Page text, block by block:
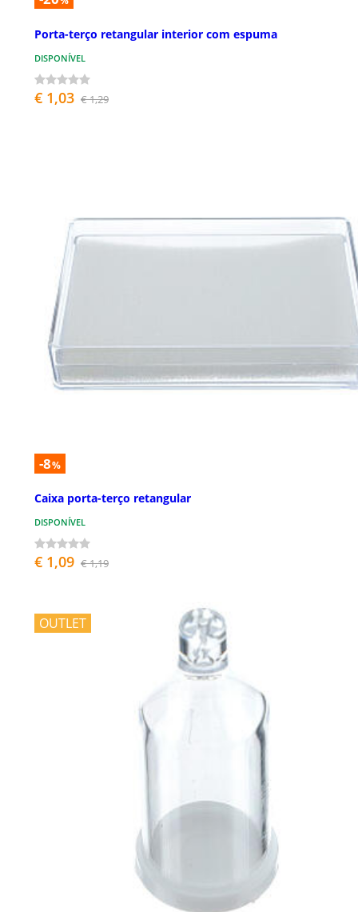
Porta-terço retangular interior com espuma
DISPONÍVEL
€ 1,03 € 1,29
-8%
Caixa porta-terço retangular
DISPONÍVEL
€ 1,09 € 1,19
OUTLET